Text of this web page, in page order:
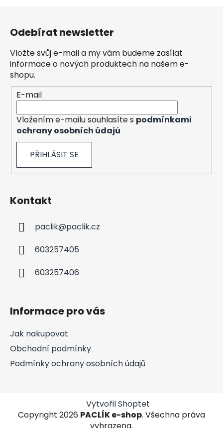
Odebírat newsletter
Vložte svůj e-mail a my vám budeme zasílat
informace o nových produktech na našem e-
shopu.
E-mail
Vložením e-mailu souhlasíte s podmínkami
ochrany osobních údajů
PŘIHLÁSIT SE
Kontakt
paclik@paclik.cz
603257405
603257406
Informace pro vás
Jak nakupovat
Obchodní podmínky
Podmínky ochrany osobních údajů
Vytvořil Shoptet
Copyright 2026 PACLÍK e-shop. Všechna práva